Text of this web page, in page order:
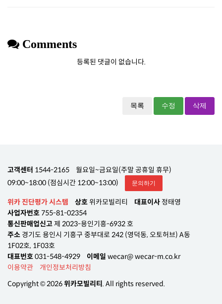
Comments
등록된 댓글이 없습니다.
목록 수정 삭제
고객센터 1544-2165
월요일~금요일(주말 공휴일 휴무)
09:00~18:00 (점심시간 12:00~13:00)
문의하기
위카 진단평가 시스템 상호위카모빌리티 대표이사 정태영
사업자번호 755-81-02354
통신판매업신고제 2023-용인기흥-6932 호
주소 경기도 용인시 기흥구 중부대로 242 (영덕동, 오토허브) A동
1F02호, 1F03호
대표번호031-548-4929 이메일 wecar@ wecar-m.co.kr
이용약관
개인정보처리방침
Copyright © 2026위카모빌리티. All rights reserved.